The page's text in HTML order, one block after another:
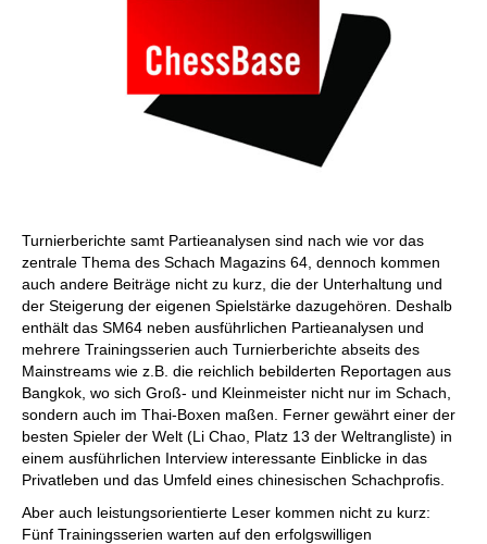
Turnierberichte samt Partieanalysen sind nach wie vor das
zentrale Thema des Schach Magazins 64, dennoch kommen
auch andere Beiträge nicht zu kurz, die der Unterhaltung und
der Steigerung der eigenen Spielstärke dazugehören. Deshalb
enthält das SM64 neben ausführlichen Partieanalysen und
mehrere Trainingsserien auch Turnierberichte abseits des
Mainstreams wie z.B. die reichlich bebilderten Reportagen aus
Bangkok, wo sich Groß- und Kleinmeister nicht nur im Schach,
sondern auch im Thai-Boxen maßen. Ferner gewährt einer der
besten Spieler der Welt (Li Chao, Platz 13 der Weltrangliste) in
einem ausführlichen Interview interessante Einblicke in das
Privatleben und das Umfeld eines chinesischen Schachprofis.
Aber auch leistungsorientierte Leser kommen nicht zu kurz:
Fünf Trainingsserien warten auf den erfolgswilligen